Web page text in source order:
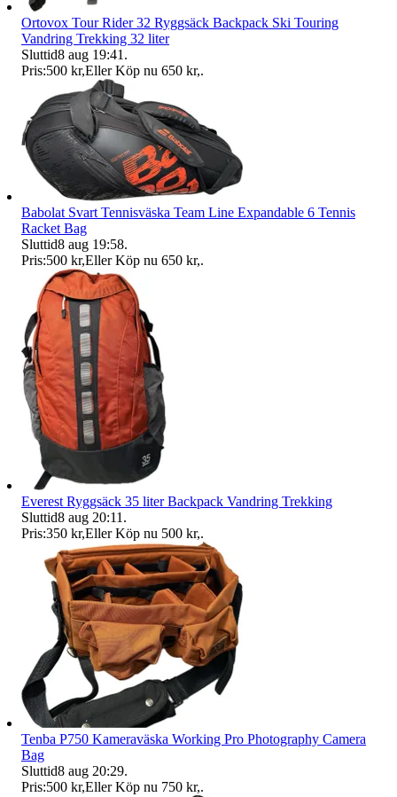
Ortovox Tour Rider 32 Ryggsäck Backpack Ski Touring
Vandring Trekking 32 liter
Sluttid8 aug 19:41 .
Pris:500 kr,Eller Köp nu 650 kr,.
Babolat Svart Tennisväska Team Line Expandable 6 Tennis
Racket Bag
Sluttid8 aug 19:58.
Pris:500 kr,Eller Köp nu 650 kr,.
Everest Ryggsäck 35 liter Backpack Vandring Trekking
Sluttid8 aug 20:11 .
Pris:350 kr,Eller Köp nu 500 kr,.
Tenba P750 Kameraväska Working Pro Photography Camera
Bag
Sluttid8 aug 20:29.
Pris:500 kr,Eller Köp nu 750 kr,.